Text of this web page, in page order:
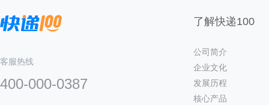
客服热线
400-000-0387
了解快递100
公司简介
企业文化
发展历程
核心产品